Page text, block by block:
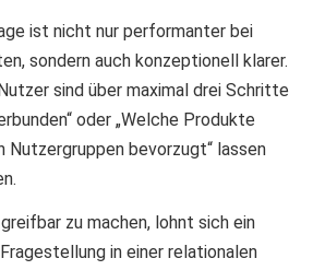
ist nicht nur performanter bei
sondern auch konzeptionell klarer.
sind über maximal drei Schritte
oder „Welche Produkte
Nutzergruppen bevorzugt“ lassen
zu machen, lohnt sich ein
in einer relationalen